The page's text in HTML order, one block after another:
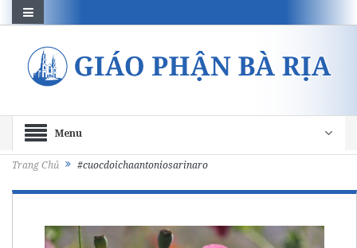
Menu
Trang Chủ #cuocdoichaantoniosarinaro